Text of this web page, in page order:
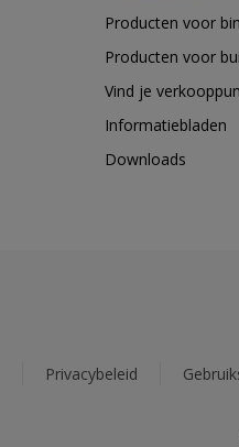
Producten voor
Producten voor
Vind je
Informatiebladen
Downloads
Privacybeleid